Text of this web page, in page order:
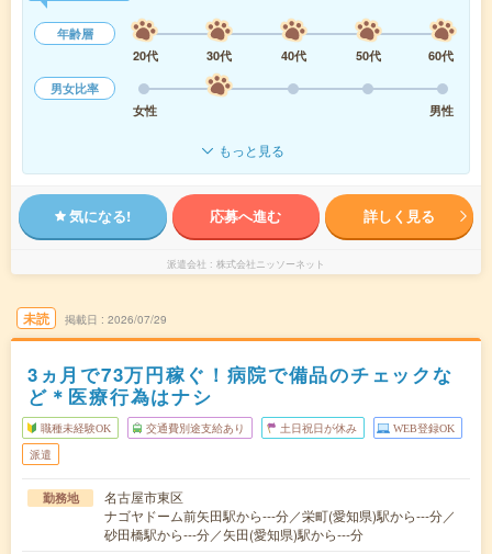
年齢層
20代
30代 40代 50代
60代
男女比率
女性
男性
もっと見る
気になる! 応募へ進む 詳しく見る
派遣会社 株式会社ニッソーネット
未読 掲載日 2026/07/29
3ヵ月で73万円稼ぐ！病院で備品のチェックな
ど＊医療行為はナシ
職種未経験OK 交通費別途支給あり 土日祝日が休み WEB登録OK
派遣
勤務地
名古屋市東区
ナゴヤドーム前矢田駅から---分／栄町(愛知県)駅から---分／
砂田橋駅から---分／矢田(愛知県)駅から---分